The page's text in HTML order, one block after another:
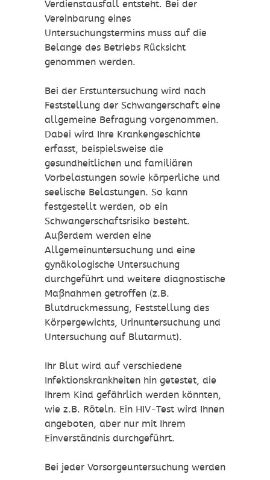
Verdienstausfall entsteht. Bei der
Vereinbarung eines
Untersuchungstermins muss auf die
Belange des Betriebs Rücksicht
genommen werden.
Bei der Erstuntersuchung wird nach
Feststellung der Schwangerschaft eine
allgemeine Befragung vorgenommen.
Dabei wird Ihre Krankengeschichte
erfasst, beispielsweise die
gesundheitlichen und familiären
Vorbelastungen sowie körperliche und
seelische Belastungen. So kann
festgestellt werden, ob ein
Schwangerschaftsrisiko besteht.
Außerdem werden eine
Allgemeinuntersuchung und eine
gynäkologische Untersuchung
durchgeführt und weitere diagnostische
Maßnahmen getroffen (z.B.
Blutdruckmessung, Feststellung des
Körpergewichts, Urinuntersuchung und
Untersuchung auf Blutarmut).
Ihr Blut wird auf verschiedene
Infektionskrankheiten hin getestet, die
Ihrem Kind gefährlich werden könnten,
wie z.B. Röteln. Ein HIV-Test wird Ihnen
angeboten, aber nur mit Ihrem
Einverständnis durchgeführt.
Bei jeder Vorsorgeuntersuchung werden